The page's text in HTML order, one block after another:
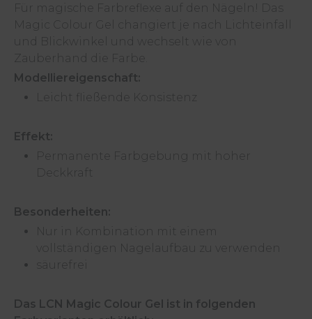
Für magische Farbreflexe auf den Nägeln! Das
Magic Colour Gel changiert je nach Lichteinfall
und Blickwinkel und wechselt wie von
Zauberhand die Farbe.
Modelliereigenschaft:
Leicht fließende Konsistenz
Effekt:
Permanente Farbgebung mit hoher
Deckkraft
Besonderheiten:
Nur in Kombination mit einem
vollständigen Nagelaufbau zu verwenden
säurefrei
Das LCN Magic Colour Gel ist in folgenden